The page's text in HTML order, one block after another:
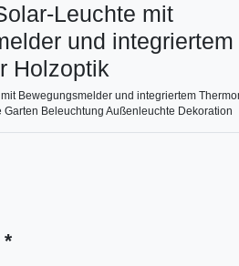
Leuchte mit
und integriertem
Holzoptik
Bewegungsmelder und integriertem
Garten Beleuchtung Außenleuchte Dekoration
*